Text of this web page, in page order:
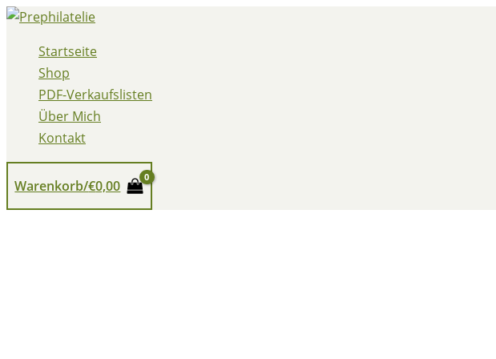
Zum
springenStartseite
Shop
PDF-Verkaufslisten
Über Mich
Kontakt
Warenkorb/€0,00